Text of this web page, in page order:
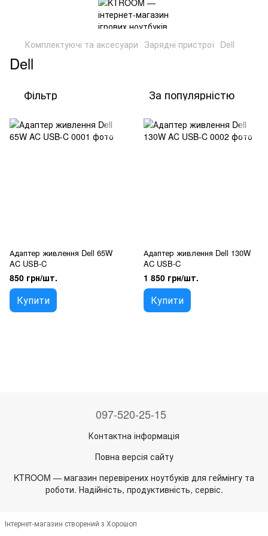
Комплектуючі та аксесуари Зарядні пристрої Dell
Dell
Фільтр За популярністю
Адаптер живлення Dell 65W
AC USB-C
850 грн/шт.
Купити
Адаптер живлення Dell 130W
AC USB-C
1 850 грн/шт.
Купити
097-520-25-15
Контактна інформація
Повна версія сайту
KTROOM — магазин перевірених ноутбуків для геймінгу та
роботи. Надійність, продуктивність, сервіс.
Інтернет-магазин створений з Хорошоп